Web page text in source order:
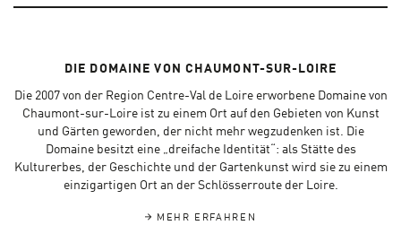
DIE DOMAINE VON CHAUMONT-SUR-LOIRE
Die 2007 von der Region Centre-Val de Loire erworbene Domaine von
Chaumont-sur-Loire ist zu einem Ort auf den Gebieten von Kunst
und Gärten geworden, der nicht mehr wegzudenken ist. Die
Domaine besitzt eine „dreifache Identität“: als Stätte des
Kulturerbes, der Geschichte und der Gartenkunst wird sie zu einem
einzigartigen Ort an der Schlösserroute der Loire.
MEHR ERFAHREN